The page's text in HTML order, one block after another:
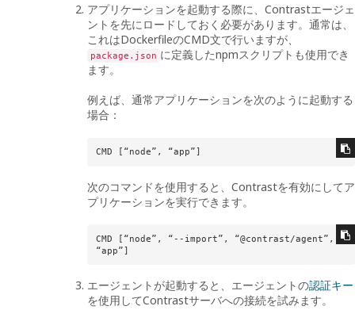
アプリケーションを起動する際に、Contrastエージェ
ントを先にロードしておく必要があります。通常は、
これはDockerfileのCMD文で行いますが、
package.json に定義したnpmスクリプトも使用でき
ます。
例えば、通常アプリケーションを次のように起動する
場合：
CMD [“node”, “app”]
次のコマンドを使用すると、Contrastを有効にしてア
プリケーションを実行できます。
CMD [“node”, “--import”, “@contrast/agent”,
“app”]
エージェントが起動すると、エージェントの認証キー
を使用してContrastサーバへの接続を試みます。